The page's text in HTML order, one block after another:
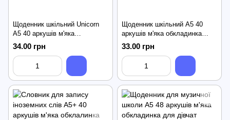
Щоденник шкільний Unicorn
A5 40 аркушів м'яка
обкладинка SMART Line
34.00 грн
Щоденник шкільний A5 40
аркушів м'яка обкладинка
SMART Line
33.00 грн